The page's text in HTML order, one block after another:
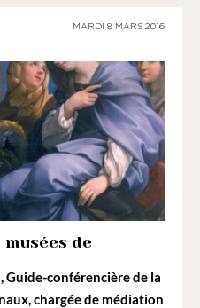
MARDI 8 MARS 2016
de
, Guide-conférencière de la
chargée de médiation